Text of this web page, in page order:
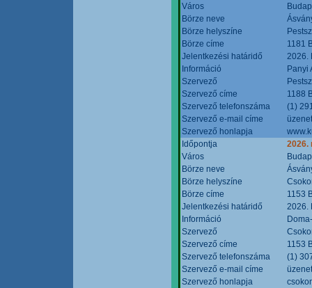
Város
Börze neve
Börze helyszíne
Börze címe
1181
Jelentkezési határidő
2026.
Információ
Panyi
Szervező
Szervező címe
1188
Szervező telefonszáma
(1)
Szervező e-mail címe
Szervező honlapja
Időpontja
2026.
Város
Börze neve
Börze helyszíne
Börze címe
1153
Jelentkezési határidő
2026.
Információ
Szervező
Szervező címe
1153
Szervező telefonszáma
(1)
Szervező e-mail címe
Szervező honlapja